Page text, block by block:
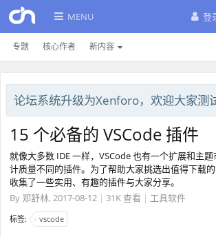
MENU
专题 核心作者 新内容
登
论坛系统升级为Xenforo，欢迎大家测
15 个必备的 VSCode 插件
就像大多数 IDE 一样，VSCode 也有一个扩展和主
计质量不同的插件。为了帮助大家挑选出值得下载
收集了一些实用、有趣的插件与大家分享。
By郑舒林, 2017-08-12 | 31K 查看 | 工具软件
标签: vscode